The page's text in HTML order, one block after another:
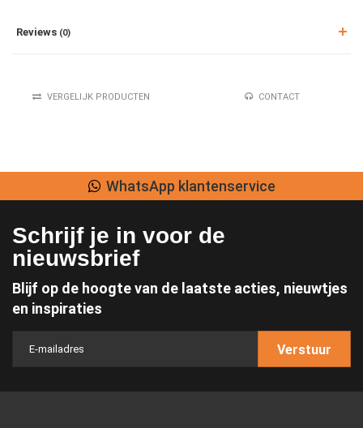
Reviews (0)
VERGELIJK PRODUCTEN CONTACT
WhatsApp klantenservice
Schrijf je in voor de
nieuwsbrief
Blijf op de hoogte van de laatste acties, nieuwtjes
en inspiraties
Verstuur